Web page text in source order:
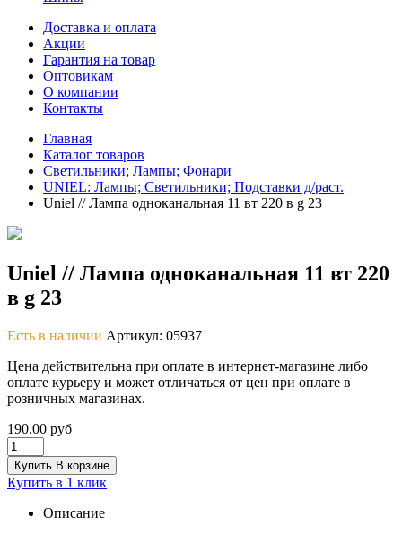
Доставка и оплата
Акции
Гарантия на товар
Оптовикам
О компании
Контакты
Главная
Каталог товаров
Светильники; Лампы; Фонари
UNIEL: Лампы; Светильники; Подставки д/раст.
Uniel // Лампа одноканальная 11 вт 220 в g 23
Uniel // Лампа одноканальная 11 вт 220
в g 23
Есть в наличии Артикул: 05937
Цена действительна при оплате в интернет-магазине либо
оплате курьеру и может отличаться от цен при оплате в
розничных магазинах.
190.00 руб
Купить В корзине
Купить в 1 клик
Описание